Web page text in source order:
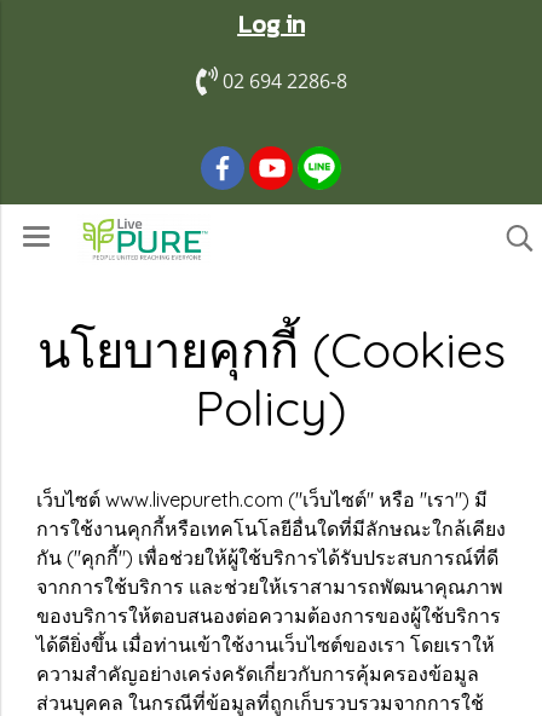
Log in
02 694 2286-8
นโยบายคุกกี้ (Cookies
Policy)
เว็บไซต์ www.livepureth.com ("เว็บไซต์" หรือ "เรา") มี
การใช้งานคุกกี้หรือเทคโนโลยีอื่นใดที่มีลักษณะใกล้เคียง
กัน ("คุกกี้") เพื่อช่วยให้ผู้ใช้บริการได้รับประสบการณ์ที่ดี
จากการใช้บริการ และช่วยให้เราสามารถพัฒนาคุณภาพ
ของบริการให้ตอบสนองต่อความต้องการของผู้ใช้บริการ
ได้ดียิ่งขึ้น เมื่อท่านเข้าใช้งานเว็บไซต์ของเรา โดยเราให้
ความสำคัญอย่างเคร่งครัดเกี่ยวกับการคุ้มครองข้อมูล
ส่วนบุคคล ในกรณีที่ข้อมูลที่ถูกเก็บรวบรวมจากการใช้